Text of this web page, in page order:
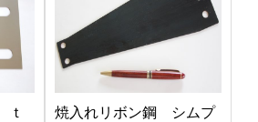
ｔ
焼入れリボン鋼 シムプ